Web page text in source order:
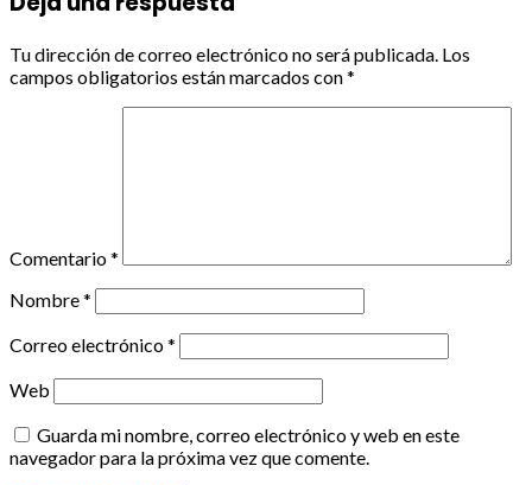
Tu dirección de correo electrónico no será publicada. Los
campos obligatorios están marcados con*
Comentario*
Nombre*
Correo electrónico*
Web
Guarda mi nombre, correo electrónico y web en este
navegador para la próxima vez que comente.